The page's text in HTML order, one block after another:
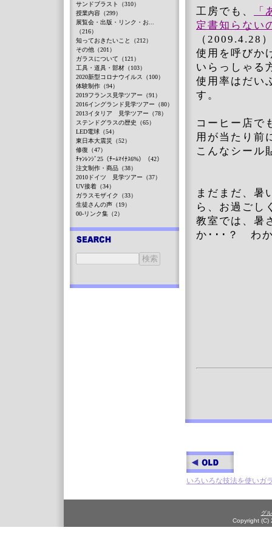
工房でも、
定書知らな
（2009.4.28
使用を呼びか
いらっしゃる
使用率はだい
す。
コーヒー店で
用が当たり前
こんなシール
まだまだ、暑
ら、お過ごし
教室では、暑
か･･･？ わか
いろいろな技法を使いガ
サンドブラスト（310）
授業内容（299）
展覧会・出版・リンク・お...
（216）
知っておきたいこと（212）
その他（201）
ガラスについて（121）
工具・道具・部材（103）
2020新型コロナウイルス（100）
体験制作（94）
2019フランス見学ツアー（91）
2016イングランド見学ツアー（80）
2013イタリア 見学ツアー（78）
ステンドグラスの歴史（65）
LED電球（54）
東日本大震災（52）
修復（47）
ﾁｬﾝﾚﾝｼﾞ25（ﾁｰﾑﾏｲﾅｽ6%）（42）
注文制作・商品（38）
2010ドイツ 見学ツアー（37）
UV接着（34）
ガラスモザイク（33）
生徒さんの声（19）
00-リンク集（2）
グ
Copyright (C)